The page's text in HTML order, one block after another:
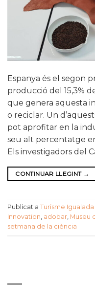
Espanya és el segon
producció del 15,3%
que genera aquesta
o reciclar. Un
pot aprofitar en la
seu alt percentatge
Els investigadors del
CONTINUAR LLEGINT →
Publicat a Turisme Igualada
Innovation, adobar, Museu
setmana de la ciència